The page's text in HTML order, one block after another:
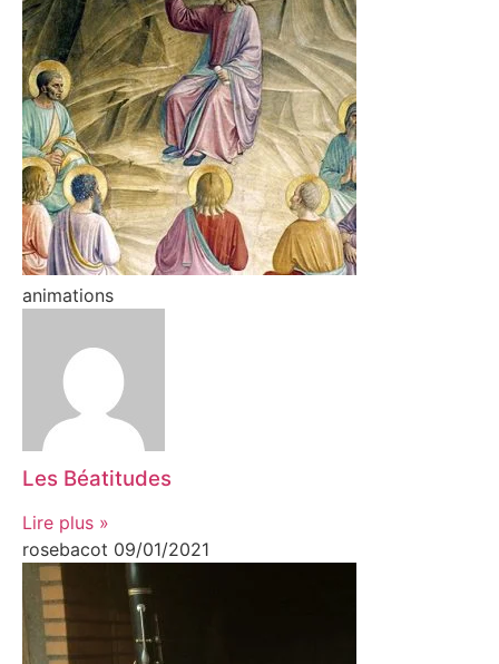
animations
Les Béatitudes
Lire plus »
rosebacot 09/01/2021